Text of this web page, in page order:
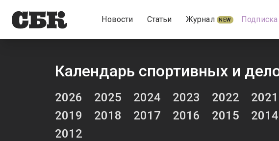
Новости Статьи Журнал NEW Подписка
Календарь спортивных и
2026 2025 2024 2023 2022 2021
2019
2018 2017 2016 2015 2014
2012